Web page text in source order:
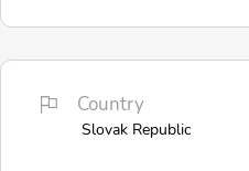
Country
Slovak Republic